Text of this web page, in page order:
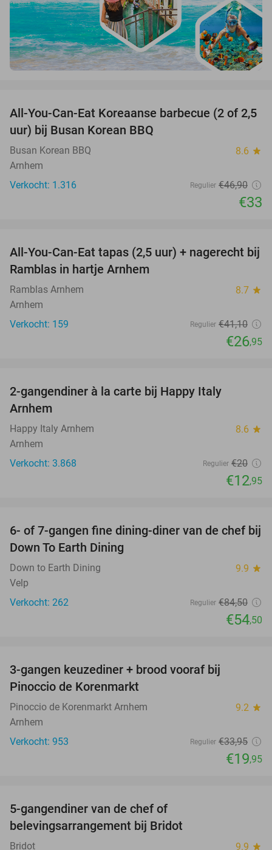
30%
All-You-Can-Eat Koreaanse barbecue (2 of 2,5
uur) bij Busan Korean BBQ
Busan Korean BBQ 8.6 star
Arnhem
Verkocht: 1.316
Regulier €46,90
€33
34%
All-You-Can-Eat tapas (2,5 uur) + nagerecht bij
Ramblas in hartje Arnhem
Ramblas Arnhem 8.7 star
Arnhem
Verkocht: 159
Regulier €41,10
€26,95
2-gangendiner à la carte bij Happy Italy
Arnhem
Happy Italy Arnhem 8.6 star
Arnhem
Verkocht: 3.868
Regulier €20
€12,95
36%
6- of 7-gangen fine dining-diner van de chef bij
Down To Earth Dining
Down to Earth Dining 9.9 star
Velp
Verkocht: 262
Regulier €84,50
€54,50
3-gangen keuzediner + brood vooraf bij
Pinoccio de Korenmarkt
Pinoccio de Korenmarkt Arnhem 9.2 star
Arnhem
Verkocht: 953
Regulier €33,95
€19,95
5-gangendiner van de chef of
belevingsarrangement bij Bridot
Bridot 9.9 star